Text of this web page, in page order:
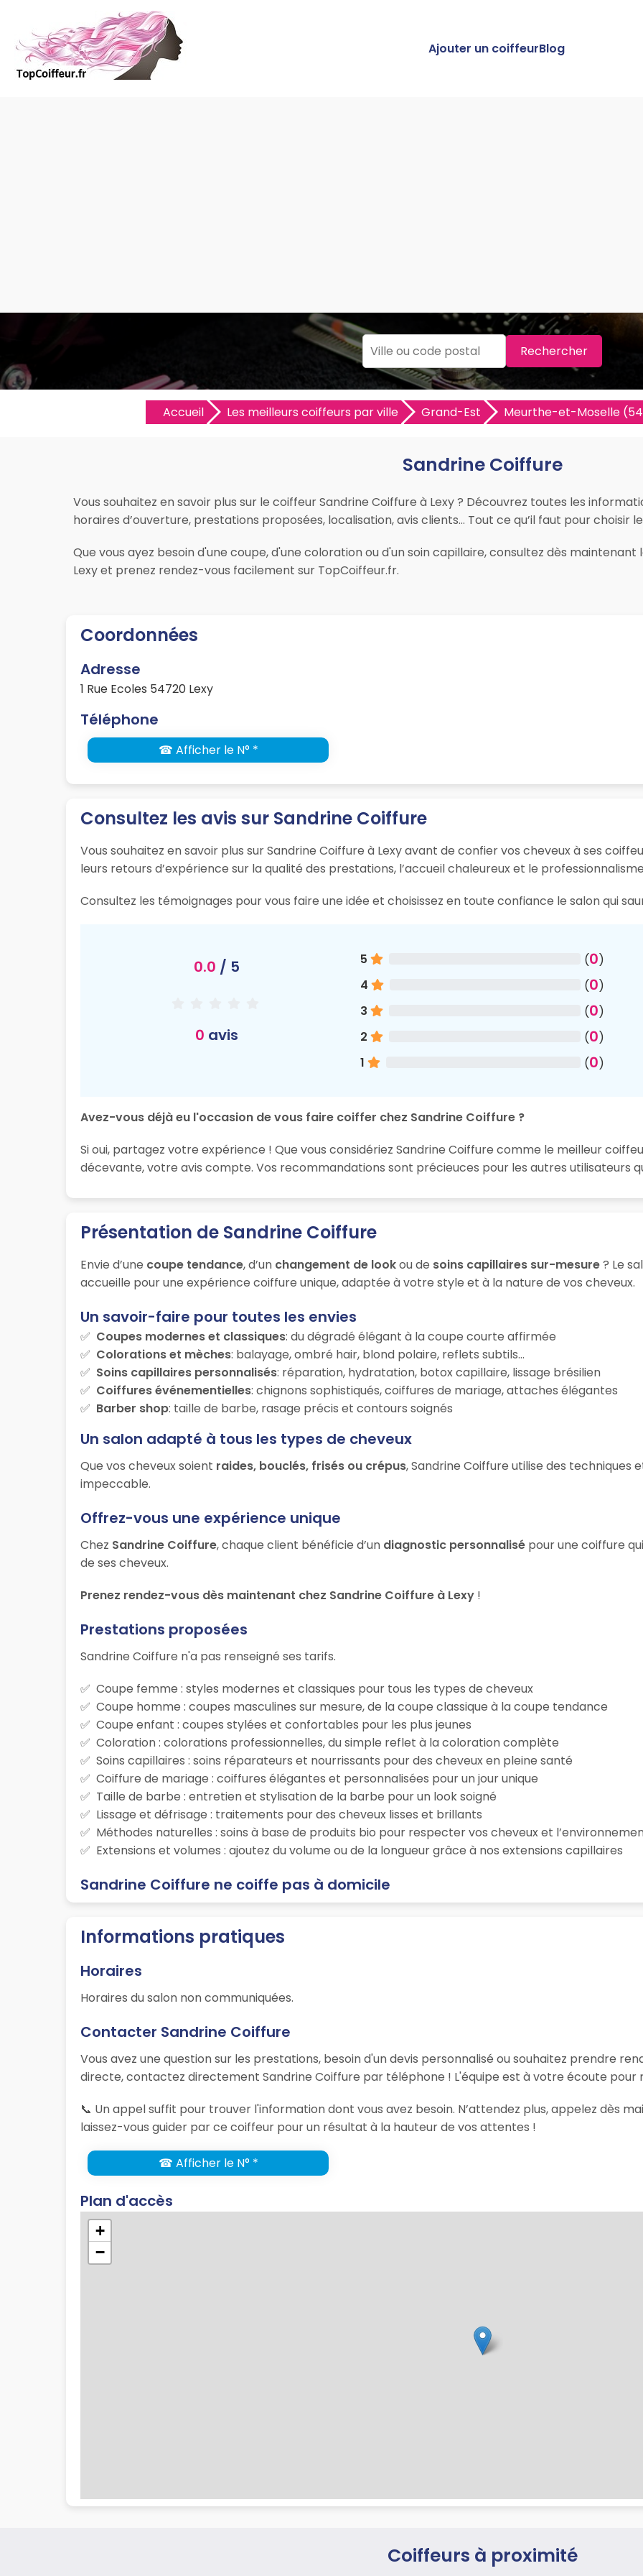
Ajouter un coiffeurBlog
Rechercher
Accueil Les meilleurs coiffeurs par ville Grand-Est Meurthe-et-Moselle
Sandrine Coiffure
Vous souhaitez en savoir plus sur le coiffeur Sandrine Coiffure à Lexy ? Découvrez toutes les
horaires d’ouverture, prestations proposées, localisation, avis clients… Tout ce qu’il faut pour choisir
Que vous ayez besoin d'une coupe, d'une coloration ou d'un soin capillaire, consultez dès
Lexy et prenez rendez-vous facilement sur TopCoiffeur.fr.
Coordonnées
Adresse
1 Rue Ecoles 54720 Lexy
Téléphone
☎ Afficher le N° *
Consultez les avis sur Sandrine Coiffure
Vous souhaitez en savoir plus sur Sandrine Coiffure à Lexy avant de confier vos cheveux à ses
leurs retours d’expérience sur la qualité des prestations, l’accueil chaleureux et le
Consultez les témoignages pour vous faire une idée et choisissez en toute confiance le salon qui
0.0 / 5
0 avis
5 (0)
4
(0)
3
(0)
2
(0)
1
(0)
Avez-vous déjà eu l'occasion de vous faire coiffer chez Sandrine Coiffure ?
Si oui, partagez votre expérience ! Que vous considériez Sandrine Coiffure comme le meilleur
décevante, votre avis compte. Vos recommandations sont précieuces pour les autres utilisateurs
Présentation de Sandrine Coiffure
Envie d’une coupe tendance, d’un changement de lookou de soins capillaires sur-mesure? Le
accueille pour une expérience coiffure unique, adaptée à votre style et à la nature de vos cheveux.
Un savoir-faire pour toutes les envies
Coupes modernes et classiques: du dégradé élégant à la coupe courte affirmée
Colorations et mèches: balayage, ombré hair, blond polaire, reflets subtils…
Soins capillaires personnalisés: réparation, hydratation, botox capillaire, lissage brésilien
Coiffures événementielles: chignons sophistiqués, coiffures de mariage, attaches élégantes
Barber shop: taille de barbe, rasage précis et contours soignés
Un salon adapté à tous les types de cheveux
Que vos cheveux soient raides, bouclés, frisés ou crépus, Sandrine Coiffure utilise des
impeccable.
Offrez-vous une expérience unique
Chez Sandrine Coiffure, chaque client bénéficie d’un diagnostic personnalisé pour une coiffure
de ses cheveux.
Prenez rendez-vous dès maintenant chez Sandrine Coiffure à Lexy !
Prestations proposées
Sandrine Coiffure n'a pas renseigné ses tarifs.
Coupe femme : styles modernes et classiques pour tous les types de cheveux
Coupe homme : coupes masculines sur mesure, de la coupe classique à la coupe tendance
Coupe enfant : coupes stylées et confortables pour les plus jeunes
Coloration : colorations professionnelles, du simple reflet à la coloration complète
Soins capillaires : soins réparateurs et nourrissants pour des cheveux en pleine santé
Coiffure de mariage : coiffures élégantes et personnalisées pour un jour unique
Taille de barbe : entretien et stylisation de la barbe pour un look soigné
Lissage et défrisage : traitements pour des cheveux lisses et brillants
Méthodes naturelles : soins à base de produits bio pour respecter vos cheveux et
Extensions et volumes : ajoutez du volume ou de la longueur grâce à nos extensions capillaires
Sandrine Coiffure ne coiffe pas à domicile
Informations pratiques
Horaires
Horaires du salon non communiquées.
Contacter Sandrine Coiffure
Vous avez une question sur les prestations, besoin d'un devis personnalisé ou souhaitez prendre
directe, contactez directement Sandrine Coiffure par téléphone ! L'équipe est à votre écoute pour
📞 Un appel suffit pour trouver l'information dont vous avez besoin. N’attendez plus, appelez dès
laissez-vous guider par ce coiffeur pour un résultat à la hauteur de vos attentes !
☎ Afficher le N° *
Plan d'accès
+
−
Coiffeurs à proximité